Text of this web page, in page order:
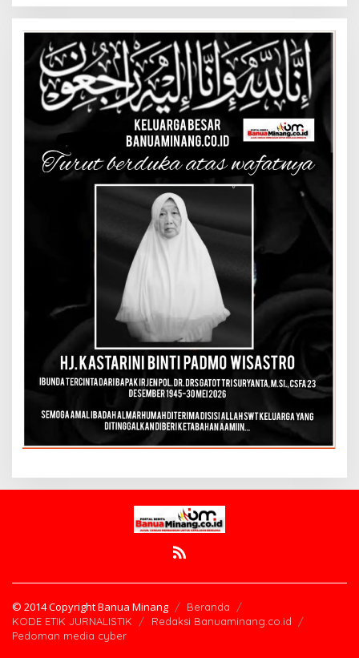
© 2014 Copyright Banua Minang
Beranda
KODE ETIK JURNALISTIK
Redaksi Banuaminang.co.id
Pedoman media cyber